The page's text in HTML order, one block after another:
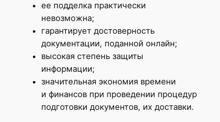
ее подделка практически
невозможна;
гарантирует достоверность
документации, поданной онлайн;
высокая степень защиты
информации;
значительная экономия времени
и финансов при проведении процедур
подготовки документов, их доставки.